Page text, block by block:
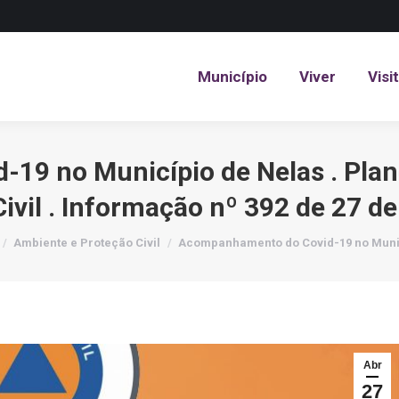
Município Viver
19 no Município de Nelas .
. Informação nº 392 de 27
here:
Ambiente e Proteção Civil Acompanhamento do Covid-19 no
Abr
27
Município Viver